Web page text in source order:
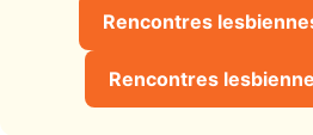
Rencontres
Rencontres